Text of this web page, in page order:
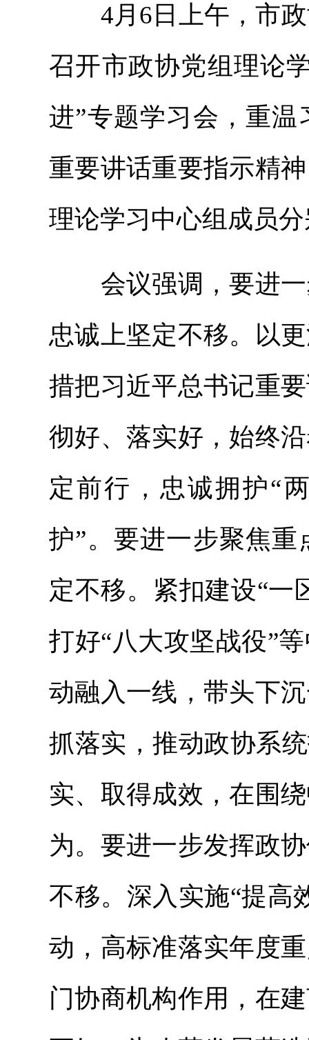
4月6日上午，市政
召开市政协党组理论
进”专题学习会，重
重要讲话重要指示精
理论学习中心组成员
会议强调，要进一
忠诚上坚定不移。以
措把习近平总书记重
彻好、落实好，始终
定前行，忠诚拥护“
护”。要进一步聚焦
定不移。紧扣建设“一
打好“八大攻坚战役”
动融入一线，带头下
抓落实，推动政协系
实、取得成效，在围
为。要进一步发挥政
不移。深入实施“提高
动，高标准落实年度
门协商机构作用，在